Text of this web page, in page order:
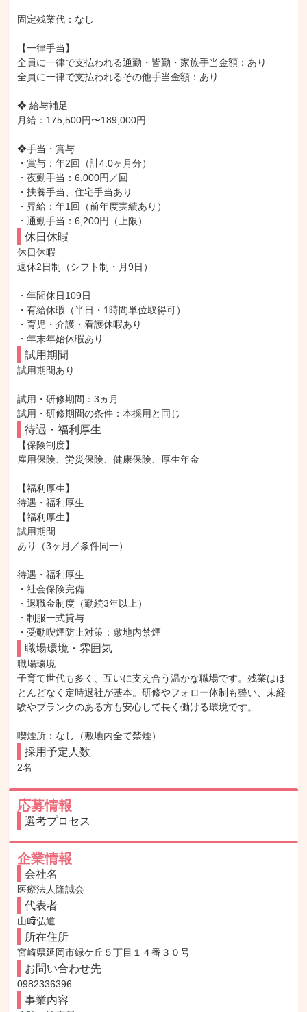
固定残業代：なし
【一律手当】
全員に一律で支払われる通勤・皆勤・家族手当金額：あり
全員に一律で支払われるその他手当金額：あり
❖ 給与補足
月給：175,500円〜189,000円
❖手当・賞与
・賞与：年2回（計4.0ヶ月分）
・夜勤手当：6,000円／回
・扶養手当、住宅手当あり
・昇給：年1回（前年度実績あり）
・通勤手当：6,200円（上限）
休日休暇
休日休暇
週休2日制（シフト制・月9日）
・年間休日109日
・有給休暇（半日・1時間単位取得可）
・育児・介護・看護休暇あり
・年末年始休暇あり
試用期間
試用期間あり
試用・研修期間：3ヵ月
待遇・福利厚生
【保険制度】
雇用保険、労災保険、健康保険、厚生年金
【福利厚生】
待遇・福利厚生
【福利厚生】
試用期間
あり（3ヶ月／条件同一）
待遇・福利厚生
・社会保険完備
・退職金制度（勤続3年以上）
・制服一式貸与
・受動喫煙防止対策：敷地内禁煙
職場環境・雰囲気
職場環境
子育て世代も多く、互いに支え合う温かな職場です。残業はほ
とんどなく定時退社が基本。研修やフォロー体制も整い、未経
験やブランクのある方も安心して長く働ける環境です。
喫煙所：なし（敷地内全て禁煙）
採用予定人数
2名
応募情報
選考プロセス
企業情報
会社名
医療法人隆誠会
代表者
山﨑弘道
所在住所
宮崎県延岡市緑ケ丘５丁目１４番３０号
お問い合わせ先
0982336396
事業内容